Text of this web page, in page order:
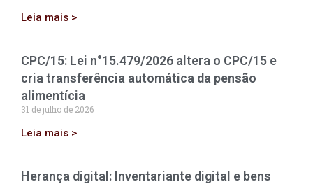
Leia mais >
CPC/15: Lei n°15.479/2026 altera o CPC/15 e
cria transferência automática da pensão
alimentícia
31 de julho de 2026
Leia mais >
Herança digital: Inventariante digital e bens